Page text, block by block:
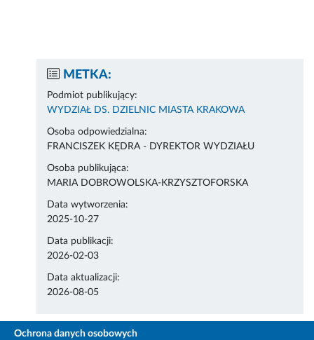
METKA:
Podmiot publikujący:
WYDZIAŁ DS. DZIELNIC MIASTA KRAKOWA
Osoba odpowiedzialna:
FRANCISZEK KĘDRA - DYREKTOR WYDZIAŁU
Osoba publikująca:
MARIA DOBROWOLSKA-KRZYSZTOFORSKA
Data wytworzenia:
2025-10-27
Data publikacji:
2026-02-03
Data aktualizacji:
2026-08-05
Ochrona danych osobowych